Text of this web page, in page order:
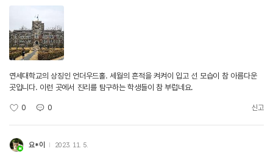
연세대학교의 상징인 언더우드홀. 세월의 흔적을 켜켜이 입고 선 모습이 참 아름다운
곳입니다. 이런 곳에서 진리를 탐구하는 학생들이 참 부럽네요.
0 0 신고
요*이 2023. 11. 5.